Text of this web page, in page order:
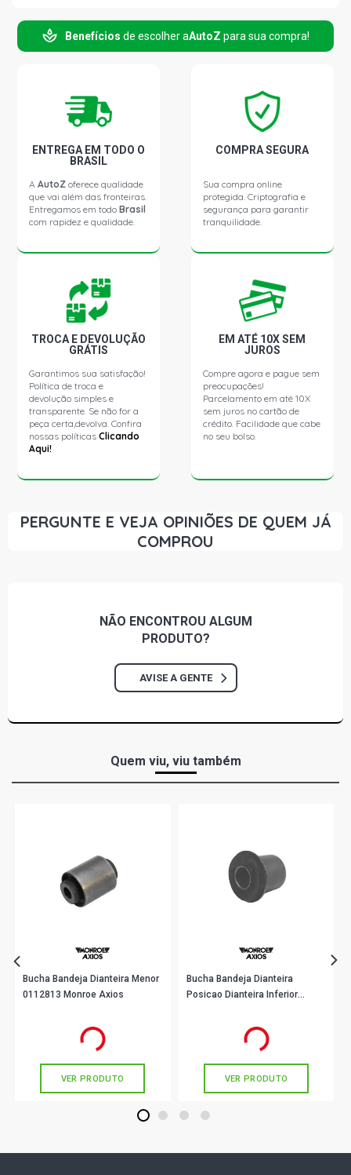
S10 TORNADO PICKUP 2.4 8V FLEXPOWER FLEX (2006 -
2009)
(2002 - 2011)
2006)
S10 SERTOES PICKUP 2.8 8V MWM 4.07TCA DIESEL
(2001 - 2006)
S10 STD PICKUP 2.8 8V MWM 4.07TCA DIESEL (2001 -
2005)
S10 COLINA PICKUP 2.8 8V MWM 4.07TCE DIESEL (2005 -
S10 TORNADO PICKUP 2.8 8V MWM 4.07TCE DIESEL
Benefícios de escolher aAutoZ para sua compra!
ENTREGA EM TODO O
BRASIL
AAutoZ oferece qualidade
que vai além das fronteiras.
Entregamos em todoBrasil
com rapidez e qualidade.
COMPRA SEGURA
Sua compra online
protegida. Criptografia e
segurança para garantir
tranquilidade.
TROCA E DEVOLUÇÃO
GRÁTIS
Garantimos sua satisfação!
Política de troca e
devolução simples e
transparente. Se não for a
peça certa,devolva. Confira
nossas políticasClicando
Aqui!
EM ATÉ 10X SEM
JUROS
Compre agora e pague sem
preocupações!
Parcelamento em até 10X
sem juros no cartão de
crédito. Facilidade que cabe
no seu bolso.
PERGUNTE E VEJA OPINIÕES DE QUEM JÁ
COMPROU
NÃO ENCONTROU ALGUM
PRODUTO?
AVISE A GENTE
Quem viu, viu também
Bucha Bandeja Dianteira Menor
0112813 Monroe Axios
em até 1x de
VER PRODUTO
Bucha Bandeja Dianteira
Posicao Dianteira Inferior
em até 1x de
VER PRODUTO
1 2 3 4